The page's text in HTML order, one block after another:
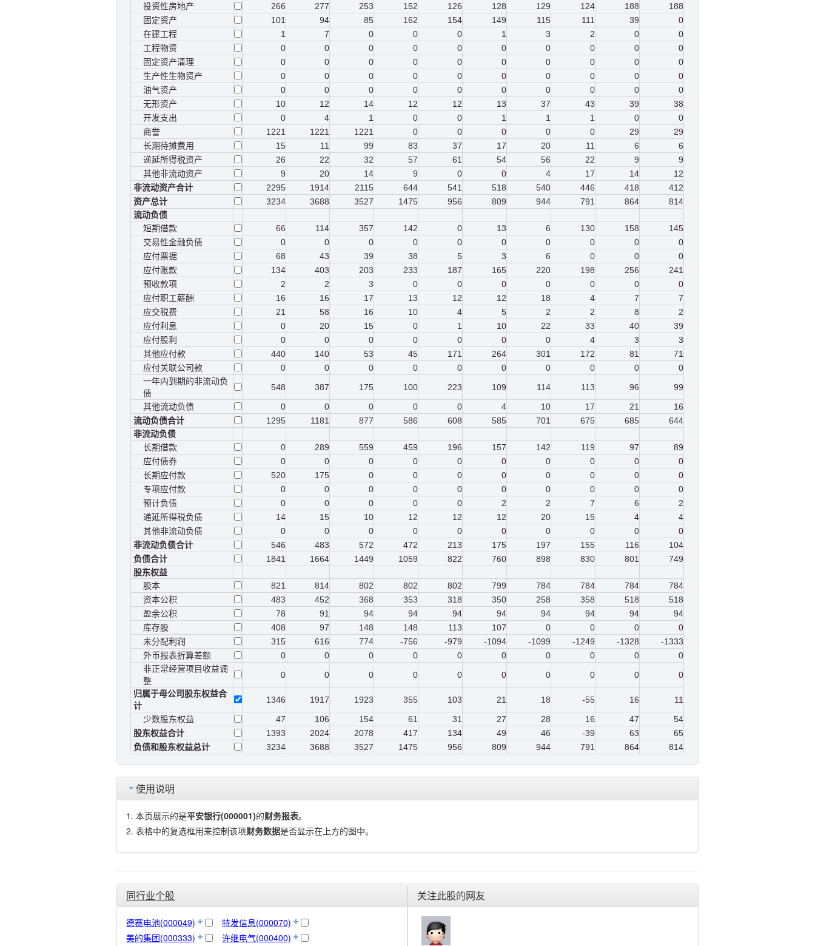
投资性房地产
266 277 253 152 126 128 129 124 188
188
固定资产
101 94 85 162 154 149 115 111 39
0
在建工程
1 7 0 0 0 1 3 2 0
0
工程物资
0 0 0 0 0 0 0 0 0
0
固定资产清理
0 0 0 0 0 0 0 0 0
0
生产性生物资产
0 0 0 0 0 0 0 0 0
0
油气资产
0 0 0 0 0 0 0 0 0
0
无形资产
10 12 14 12 12 13 37 43 39
38
开发支出
0 4 1 0 0 1 1 1 0
0
商誉
1221 1221 1221 0 0 0 0 0 29
29
长期待摊费用
15 11 99 83 37 17 20 11 6
6
递延所得税资产
26 22 32 57 61 54 56 22 9
9
其他非流动资产
9 20 14 9 0 0 4 17 14
12
非流动资产合计
2295 1914 2115 644 541 518 540 446 418
412
资产总计
3234 3688 3527 1475 956 809 944 791 864
814
流动负债
短期借款
66 114 357 142 0 13 6 130 158
145
交易性金融负债
0 0 0 0 0 0 0 0 0
0
应付票据
68 43 39 38 5 3 6 0 0
0
应付账款
134 403 203 233 187 165 220 198 256
241
预收款项
2 2 3 0 0 0 0 0 0
0
应付职工薪酬
16 16 17 13 12 12 18 4 7
7
应交税费
21 58 16 10 4 5 2 2 8
2
应付利息
0 20 15 0 1 10 22 33 40
39
应付股利
0 0 0 0 0 0 0 4 3
3
其他应付款
440 140 53 45 171 264 301 172 81
71
应付关联公司款
0 0 0 0 0 0 0 0 0
0
一年内到期的非流动负
债
548 387 175 100 223 109 114 113 96
99
其他流动负债
0 0 0 0 0 4 10 17 21
16
流动负债合计
1295 1181 877 586 608 585 701 675 685
644
非流动负债
长期借款
0 289 559 459 196 157 142 119 97
89
应付债券
0 0 0 0 0 0 0 0 0
0
长期应付款
520 175 0 0 0 0 0 0 0
0
专项应付款
0 0 0 0 0 0 0 0 0
0
预计负债
0 0 0 0 0 2 2 7 6
2
递延所得税负债
14 15 10 12 12 12 20 15 4
4
其他非流动负债
0 0 0 0 0 0 0 0 0
0
非流动负债合计
546 483 572 472 213 175 197 155 116
104
负债合计
1841 1664 1449 1059 822 760 898 830 801
749
股东权益
股本
821 814 802 802 802 799 784 784 784
784
资本公积
483 452 368 353 318 350 258 358 518
518
盈余公积
78 91 94 94 94 94 94 94 94
94
库存股
408 97 148 148 113 107 0 0 0
0
未分配利润
315 616 774 -756 -979 -1094 -1099 -1249 -1328
-1333
外币报表折算差额
0 0 0 0 0 0 0 0 0
0
非正常经营项目收益调
整
0 0 0 0 0 0 0 0 0
0
归属于母公司股东权益合
计
1346 1917 1923 355 103 21 18 -55 16
11
少数股东权益
47 106 154 61 31 27 28 16 47
54
股东权益合计
1393 2024 2078 417 134 49 46 -39 63
65
负债和股东权益总计
3234 3688 3527 1475 956 809 944 791 864 814
使用说明
本页展示的是平安银行(000001)的财务报表。
表格中的复选框用来控制该项财务数据是否显示在上方的图中。
同行业个股
德赛电池(000049)
特发信息(000070)
美的集团(000333)
许继电气(000400)
关注此股的网友